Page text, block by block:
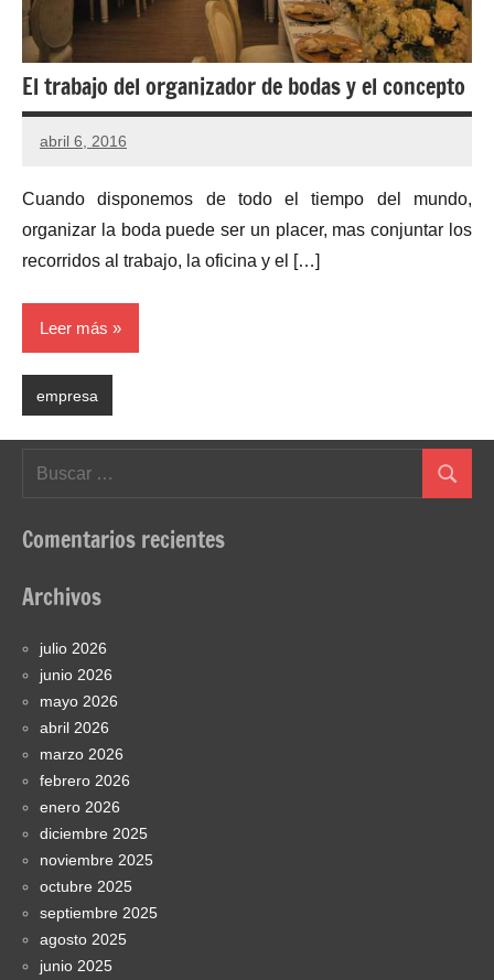
El trabajo del organizador de bodas y el concepto
abril 6, 2016
Cuando disponemos de todo el tiempo del mundo,
organizar la boda puede ser un placer, mas conjuntar los
recorridos al trabajo, la oficina y el […]
Leer más
empresa
Buscar
Comentarios recientes
Archivos
julio 2026
junio 2026
mayo 2026
abril 2026
marzo 2026
febrero 2026
enero 2026
diciembre 2025
noviembre 2025
octubre 2025
septiembre 2025
agosto 2025
junio 2025